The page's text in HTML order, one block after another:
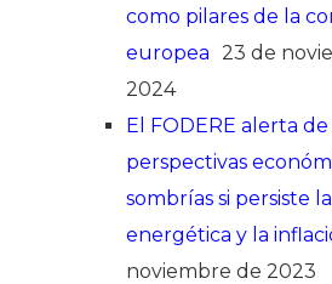
como pilares de la
europea 23 de
2024
El FODERE alerta
perspectivas
sombrías si persiste
energética y la
noviembre de 2023